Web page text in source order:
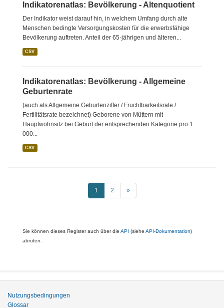
Indikatorenatlas: Bevölkerung - Altenquotient
Der Indikator weist darauf hin, in welchem Umfang durch alte
Menschen bedingte Versorgungskosten für die erwerbsfähige
Bevölkerung auftreten. Anteil der 65-jährigen und älteren...
CSV
Indikatorenatlas: Bevölkerung - Allgemeine
Geburtenrate
(auch als Allgemeine Geburtenziffer / Fruchtbarkeitsrate /
Fertilitätsrate bezeichnet) Geborene von Müttern mit
Hauptwohnsitz bei Geburt der entsprechenden Kategorie pro 1
000...
CSV
1 2 »
Sie können dieses Register auch über die API (siehe API-Dokumentation)
abrufen.
Nutzungsbedingungen
Glossar